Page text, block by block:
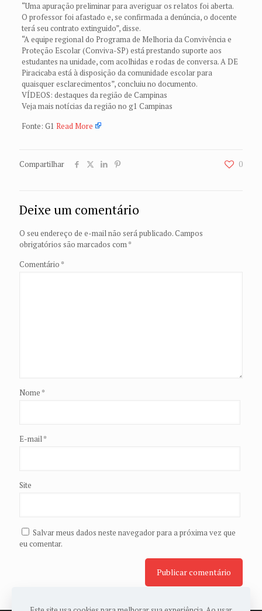
“Uma apuração preliminar para averiguar os relatos foi aberta.
O professor foi afastado e, se confirmada a denúncia, o docente
terá seu contrato extinguido”, disse.
“A equipe regional do Programa de Melhoria da Convivência e
Proteção Escolar (Conviva-SP) está prestando suporte aos
estudantes na unidade, com acolhidas e rodas de conversa. A DE
Piracicaba está à disposição da comunidade escolar para
quaisquer esclarecimentos”, concluiu no documento.
VÍDEOS: destaques da região de Campinas
Veja mais notícias da região no g1 Campinas
Fonte: G1 Read More
Compartilhar 0
Deixe um comentário
O seu endereço de e-mail não será publicado.Campos
obrigatórios são marcados com*
Comentário *
Nome *
E-mail*
Site
Salvar meus dados neste navegador para a próxima vez que
eu comentar.